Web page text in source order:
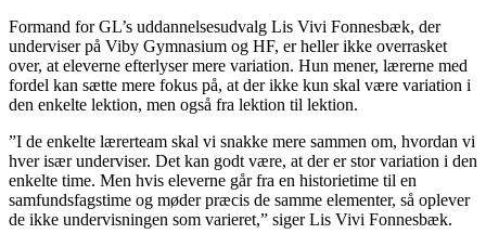
Formand for GL’s uddannelsesudvalg Lis Vivi Fonnesbæk, der
underviser på Viby Gymnasium og HF, er heller ikke overrasket
over, at eleverne efterlyser mere variation. Hun mener, lærerne med
fordel kan sætte mere fokus på, at der ikke kun skal være variation i
den enkelte lektion, men også fra lektion til lektion.
”I de enkelte lærerteam skal vi snakke mere sammen om, hvordan vi
hver især underviser. Det kan godt være, at der er stor variation i den
enkelte time. Men hvis eleverne går fra en historietime til en
samfundsfagstime og møder præcis de samme elementer, så oplever
de ikke undervisningen som varieret,” siger Lis Vivi Fonnesbæk.